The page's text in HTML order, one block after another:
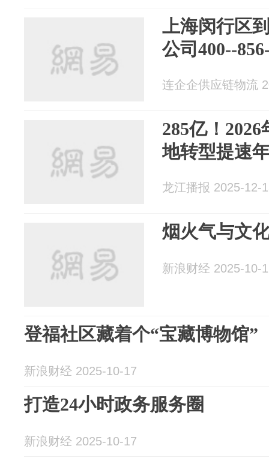
上海闵行区
公司400--
连企企供应链物流
285亿！
地转型提速
龙江播报 2025-12-
烟火气与文
新浪财经 2025-10-
登福社区藏着个“宝藏博物馆”
新浪财经 2025-10-17
打造24小时政务服务圈
新浪财经 2025-10-17